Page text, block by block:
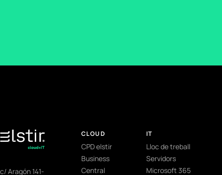
c/ Aragón 141-
CLOUD
CPD elstir
Business
Central
IT
Lloc de treball
Servidors
Microsoft 365